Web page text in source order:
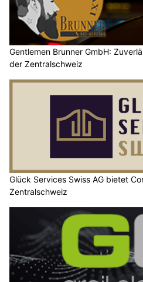
Gentlemen Brunner GmbH:
der Zentralschweiz
Glück Services Swiss AG bietet
Zentralschweiz